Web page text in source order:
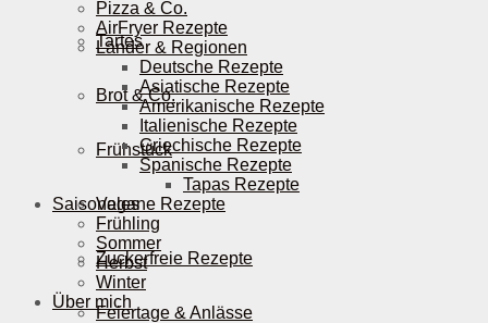
Tartes
Brot & Co.
Frühstück
Vegane Rezepte
Zuckerfreie Rezepte
Feiertage & Anlässe
Pizza & Co.
AirFryer Rezepte
Länder & Regionen
Deutsche Rezepte
Asiatische Rezepte
Amerikanische Rezepte
Italienische Rezepte
Griechische Rezepte
Spanische Rezepte
Tapas Rezepte
Saisonales
Frühling
Sommer
Herbst
Winter
Über mich